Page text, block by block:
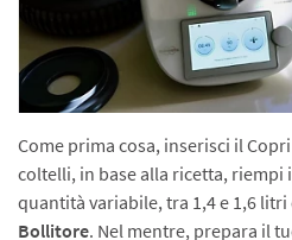
Come prima cosa, inserisci il
coltelli, in base alla ricetta, riempi
quantità variabile, tra 1,4 e 1,6 litri
Bollitore. Nel mentre, prepara il